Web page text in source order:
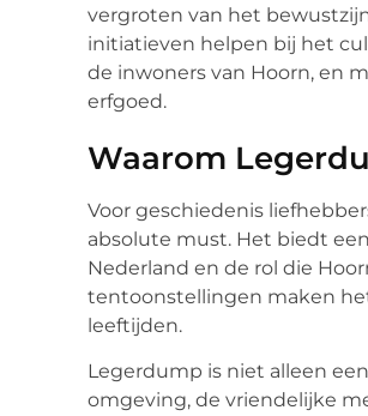
vergroten van het
initiatieven helpen bij het
de inwoners van Hoorn, en
erfgoed.
Waarom
Voor geschiedenis
absolute must. Het biedt
Nederland en de rol die
tentoonstellingen maken
leeftijden.
Legerdump is niet alleen
omgeving, de vriendelijke